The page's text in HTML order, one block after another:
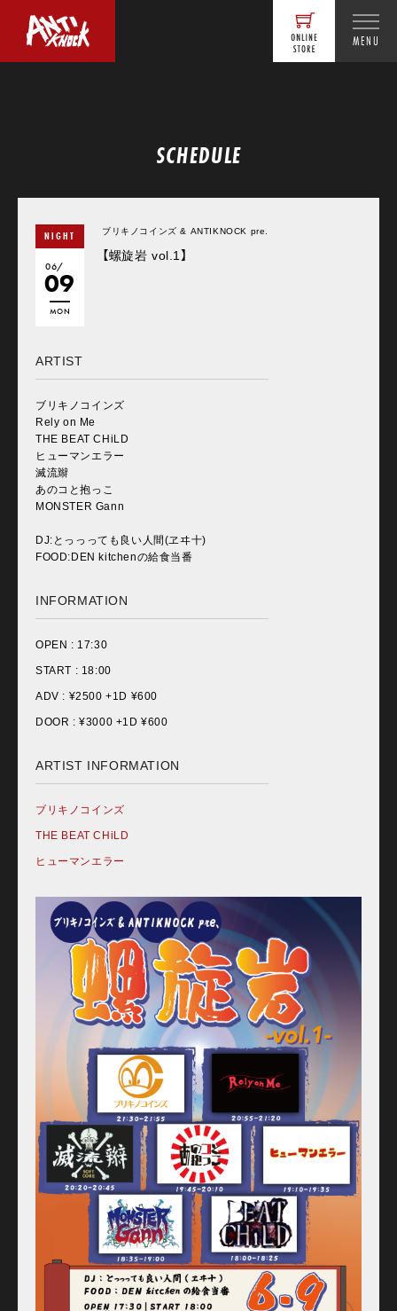
MENU
Home
Schedule
Old schedule(~2020.09)
Equipment
For Artists
Access
Contact
SCHEDULE
NIGHT
06/
09
MON
ブリキノコインズ & ANTIKNOCK pre.
【螺旋岩 vol.1】
ARTIST
ブリキノコインズ
Rely on Me
THE BEAT CHiLD
ヒューマンエラー
滅流辮
あのコと抱っこ
MONSTER Gann
DJ:とっっっても良い人間(ヱヰ十)
FOOD:DEN kitchenの給食当番
INFORMATION
OPEN : 17:30
START : 18:00
ADV : ¥2500 +1D ¥600
DOOR : ¥3000 +1D ¥600
ARTIST INFORMATION
ブリキノコインズ
THE BEAT CHiLD
ヒューマンエラー